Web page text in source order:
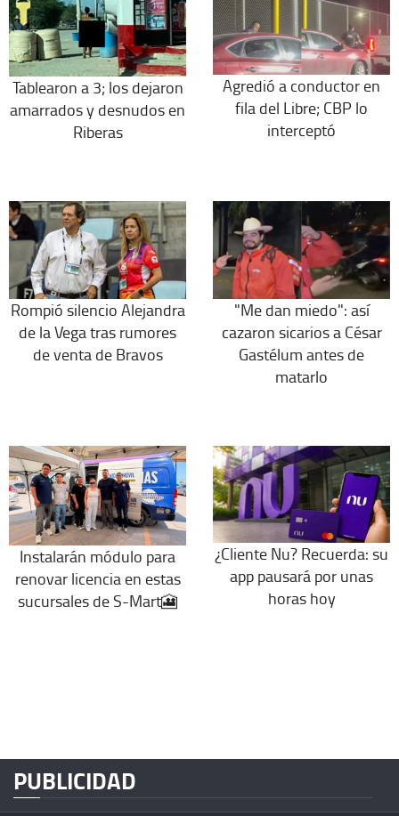
Tablearon a 3; los dejaron
amarrados y desnudos en
Riberas
Agredió a conductor en
fila del Libre; CBP lo
interceptó
Rompió silencio Alejandra
de la Vega tras rumores
de venta de Bravos
"Me dan miedo": así
cazaron sicarios a César
Gastélum antes de
matarlo
Instalarán módulo para
renovar licencia en estas
sucursales de S-Mart🎦
¿Cliente Nu? Recuerda: su
app pausará por unas
horas hoy
PUBLICIDAD